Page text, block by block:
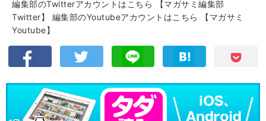
編集部のTwitterアカウントはこちら
【マガサミ編集部
Twitter】
編集部のYoutubeアカウントはこちら
【マガサミ
Youtube】